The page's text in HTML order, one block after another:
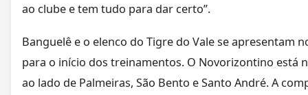
ao clube e tem tudo para dar certo”.
Banguelê e o elenco do Tigre do Vale se apresentam
para o início dos treinamentos. O Novorizontino está
ao lado de Palmeiras, São Bento e Santo André. A